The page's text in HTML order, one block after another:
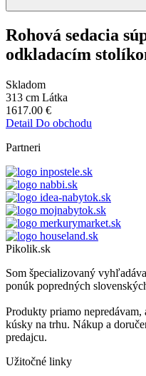
Rohová sedacia
odkladacím
Skladom
313 cm Látka
1617.00 €
Detail Do obchodu
Partneri
Pikolik.sk
Som špecializovaný
ponúk popredných
Produkty priamo
kúsky na trhu. Nákup a
predajcu.
Užitočné linky